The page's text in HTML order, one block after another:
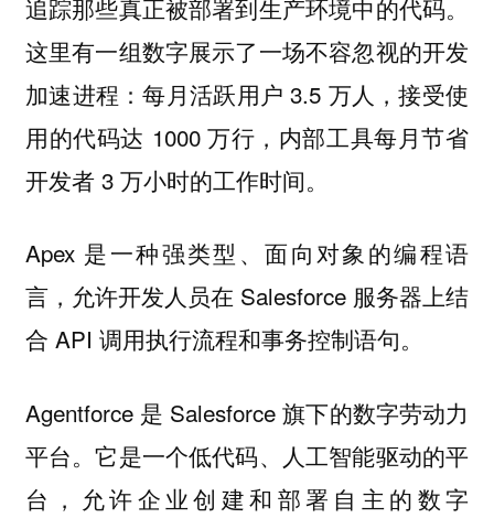
追踪那些真正被部署到生产环境中的代码。
这里有一组数字展示了一场不容忽视的开发
加速进程：每月活跃用户 3.5 万人，接受使
用的代码达 1000 万行，内部工具每月节省
开发者 3 万小时的工作时间。
Apex 是一种强类型、面向对象的编程语
言，允许开发人员在 Salesforce 服务器上结
合 API 调用执行流程和事务控制语句。
Agentforce 是 Salesforce 旗下的数字劳动力
平台。它是一个低代码、人工智能驱动的平
台，允许企业创建和部署自主的数字